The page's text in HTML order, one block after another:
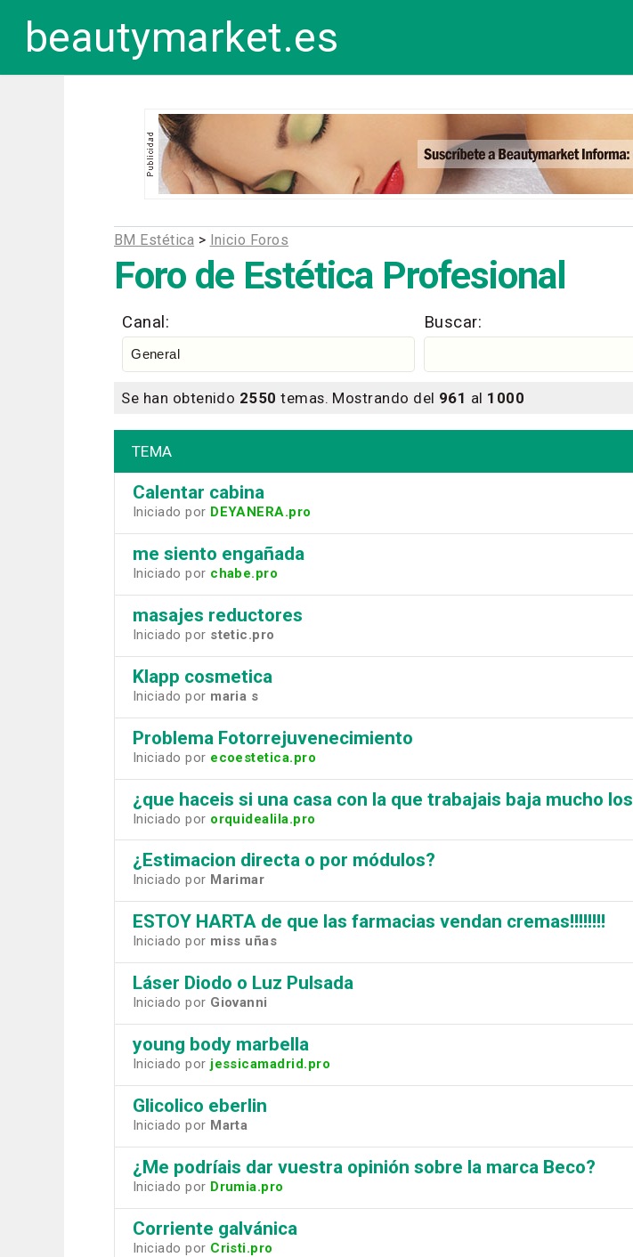
beautymarket.es
BM Estética > Inicio Foros
Foro de Estética Profesional
Canal: Buscar:
Se han obtenido 2550 temas. Mostrando del 961 al 1000
TEMA
Calentar cabina
Iniciado por DEYANERA.pro
me siento engañada
Iniciado por chabe.pro
masajes reductores
Iniciado por stetic.pro
Klapp cosmetica
Iniciado por maria s
Problema Fotorrejuvenecimiento
Iniciado por ecoestetica.pro
¿que haceis si una casa con la que trabajais baja mucho los
Iniciado por orquidealila.pro
¿Estimacion directa o por módulos?
Iniciado por Marimar
ESTOY HARTA de que las farmacias vendan cremas!!!!!!!!
Iniciado por miss uñas
Láser Diodo o Luz Pulsada
Iniciado por Giovanni
young body marbella
Iniciado por jessicamadrid.pro
Glicolico eberlin
Iniciado por Marta
¿Me podríais dar vuestra opinión sobre la marca Beco?
Iniciado por Drumia.pro
Corriente galvánica
Iniciado por Cristi.pro